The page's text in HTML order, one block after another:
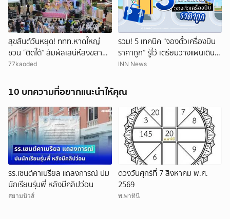
สุขสันต์วันหยุด! ททท.หาดใหญ่
ชวน “ติดใต้” สัมผัสเสน่ห์สงขลา
ผ่านศิลปะอาหาร วัฒนธรรม
77kaoded
รวม! 5 เทคนิค “จองตั๋วเครื่องบิน
ราคาถูก” รู้ไว้ เตรียมวางแผนเดิน
ทาง
INN News
10 บทความที่อยากแนะนำให้คุณ
รร.เซนต์คาเบรียล แถลงการณ์ ปม
นักเรียนรุ่นพี่ หลังมีคลิปว่อน
สยามนิวส์
ดวงวันศุกร์ที่ 7 สิงหาคม พ.ศ.
2569
พ.พาทินี